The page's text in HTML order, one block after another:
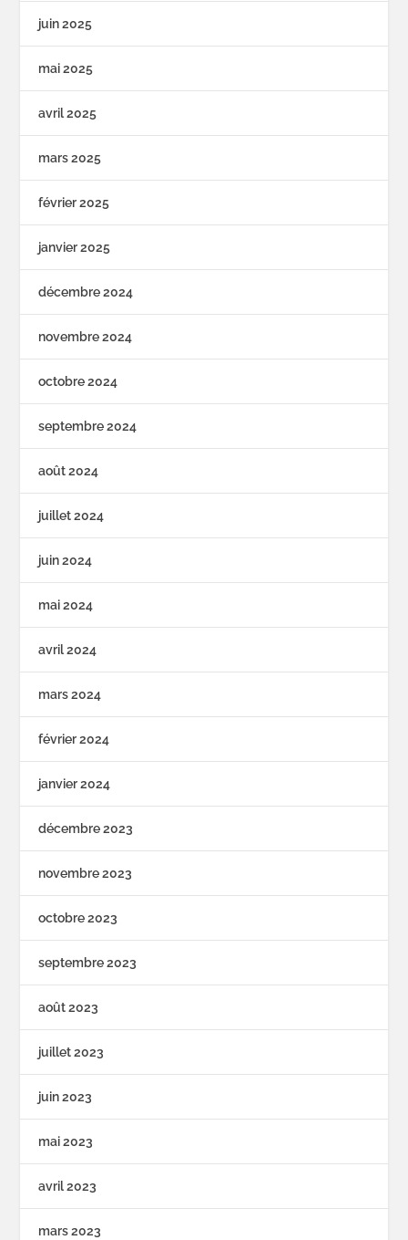
juin 2025
mai 2025
avril 2025
mars 2025
février 2025
janvier 2025
décembre 2024
novembre 2024
octobre 2024
septembre 2024
août 2024
juillet 2024
juin 2024
mai 2024
avril 2024
mars 2024
février 2024
janvier 2024
décembre 2023
novembre 2023
octobre 2023
septembre 2023
août 2023
juillet 2023
juin 2023
mai 2023
avril 2023
mars 2023